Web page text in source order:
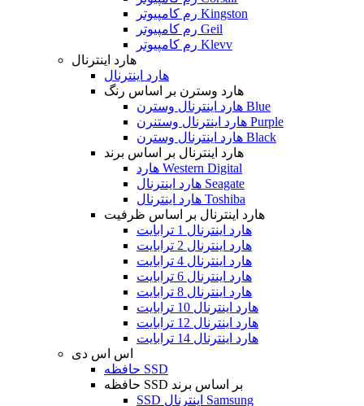
رم کامپیوتر Kingston
رم کامپیوتر Geil
رم کامپیوتر Klevv
هارد اینترنال
هارد اینترنال
هارد وسترن بر اساس رنگ
هارد اینترنال وسترن Blue
هارد اینترنال وستنرن Purple
هارد اینترنال وسترن Black
هارد اینترنال بر اساس برند
هارد Western Digital
هارد اینترنال Seagate
هارد اینترنال Toshiba
هارد اینترنال بر اساس ظرفیت
هارد اینترنال 1 ترابایت
هارد اینترنال 2 ترابایت
هارد اینترنال 4 ترابایت
هارد اینترنال 6 ترابایت
هارد اینترنال 8 ترابایت
هارد اینترنال 10 ترابایت
هارد اینترنال 12 ترابایت
هارد اینترنال 14 ترابایت
اس اس دی
حافظه SSD
حافظه SSD بر اساس برند
SSD اینترنال Samsung